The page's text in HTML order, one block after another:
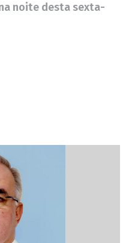
noite desta sexta-